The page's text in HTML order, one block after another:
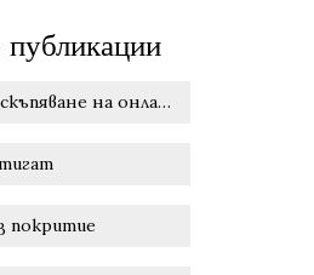
Скритото оскъпяване на онлайн удобството
покритие